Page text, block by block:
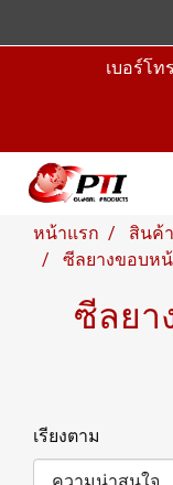
เบอร์โท
หน้าแรก
สินค้
ซีลยางขอบห
ซีลยา
เรียงตาม